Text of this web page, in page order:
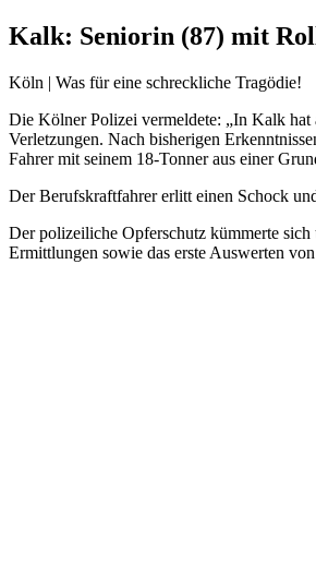
Kalk: Seniorin (87) mit
Köln | Was für eine schreckliche Tragödie!
Die Kölner Polizei vermeldete: „In Kalk hat
Verletzungen. Nach bisherigen
Fahrer mit seinem 18-Tonner aus einer
Der Berufskraftfahrer erlitt einen Schock
Der polizeiliche Opferschutz kümmerte
Ermittlungen sowie das erste Auswerten